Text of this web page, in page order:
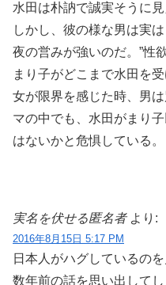
水田は朴訥で誠実そうに
しかし、彼の様な男は実は
夜の営みが強いのだ。”性
まり子がどこまで水田を
女が限界を感じた時、男
マの中でも、水田がまり
はないかと危惧している。
実名を伏せる匿名者 より:
2016年8月15日 5:17 PM
日本人がハグしているの
数年前の話を思い出してし